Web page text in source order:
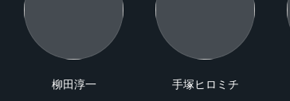
柳田淳一 手塚ヒロミチ